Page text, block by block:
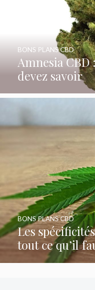
Amnesia CBD
devez savoir
BONS PLANS CBD
Les
tout ce qu’il
BONS PLANS CBD